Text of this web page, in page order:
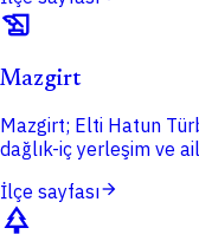
history_edu
Mazgirt
Mazgirt; Elti Hatun
dağlık-iç yerleşim ve
İlçe sayfasıarrow_forward
park